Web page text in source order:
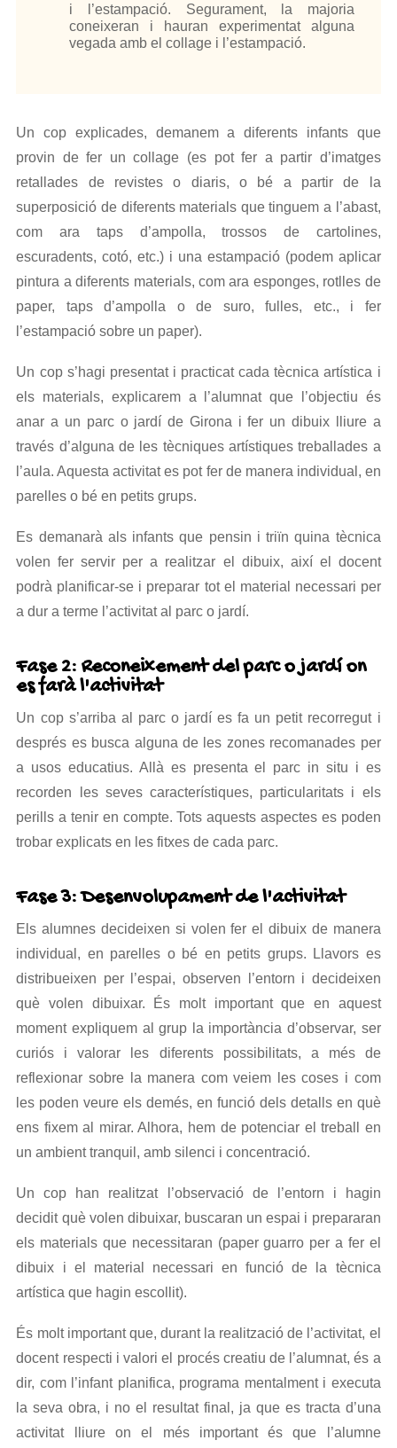
i l’estampació. Segurament, la majoria
coneixeran i hauran experimentat alguna
vegada amb el collage i l’estampació.
Un cop explicades, demanem a diferents infants que
provin de fer un collage (es pot fer a partir d’imatges
retallades de revistes o diaris, o bé a partir de la
superposició de diferents materials que tinguem a l’abast,
com ara taps d’ampolla, trossos de cartolines,
escuradents, cotó, etc.) i una estampació (podem aplicar
pintura a diferents materials, com ara esponges, rotlles de
paper, taps d’ampolla o de suro, fulles, etc., i fer
l’estampació sobre un paper).
Un cop s’hagi presentat i practicat cada tècnica artística i
els materials, explicarem a l’alumnat que l’objectiu és
anar a un parc o jardí de Girona i fer un dibuix lliure a
través d’alguna de les tècniques artístiques treballades a
l’aula. Aquesta activitat es pot fer de manera individual, en
parelles o bé en petits grups.
Es demanarà als infants que pensin i triïn quina tècnica
volen fer servir per a realitzar el dibuix, així el docent
podrà planificar-se i preparar tot el material necessari per
a dur a terme l’activitat al parc o jardí.
Fase 2: Reconeixement del parc o jardí on
es farà l'activitat
Un cop s’arriba al parc o jardí es fa un petit recorregut i
després es busca alguna de les zones recomanades per
a usos educatius. Allà es presenta el parc in situ i es
recorden les seves característiques, particularitats i els
perills a tenir en compte. Tots aquests aspectes es poden
trobar explicats en les fitxes de cada parc.
Fase 3: Desenvolupament de l'activitat
Els alumnes decideixen si volen fer el dibuix de manera
individual, en parelles o bé en petits grups. Llavors es
distribueixen per l’espai, observen l’entorn i decideixen
què volen dibuixar. És molt important que en aquest
moment expliquem al grup la importància d’observar, ser
curiós i valorar les diferents possibilitats, a més de
reflexionar sobre la manera com veiem les coses i com
les poden veure els demés, en funció dels detalls en què
ens fixem al mirar. Alhora, hem de potenciar el treball en
un ambient tranquil, amb silenci i concentració.
Un cop han realitzat l’observació de l’entorn i hagin
decidit què volen dibuixar, buscaran un espai i prepararan
els materials que necessitaran (paper guarro per a fer el
dibuix i el material necessari en funció de la tècnica
artística que hagin escollit).
És molt important que, durant la realització de l’activitat, el
docent respecti i valori el procés creatiu de l’alumnat, és a
dir, com l’infant planifica, programa mentalment i executa
la seva obra, i no el resultat final, ja que es tracta d’una
activitat lliure on el més important és que l’alumne